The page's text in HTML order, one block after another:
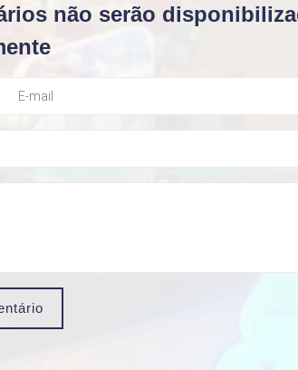
não serão